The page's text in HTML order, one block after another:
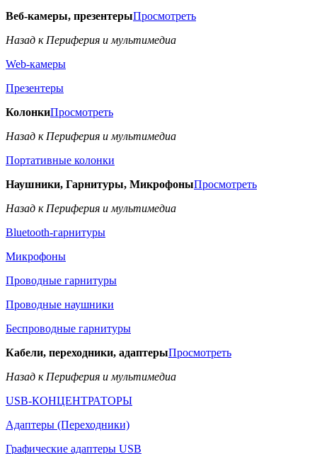
Веб-камеры, презентерыПросмотреть
Назад к Периферия и мультимедиа
Web-камеры
Презентеры
КолонкиПросмотреть
Назад к Периферия и мультимедиа
Портативные колонки
Наушники, Гарнитуры, МикрофоныПросмотреть
Назад к Периферия и мультимедиа
Bluetooth-гарнитуры
Микрофоны
Проводные гарнитуры
Проводные наушники
Беспроводные гарнитуры
Кабели, переходники, адаптерыПросмотреть
Назад к Периферия и мультимедиа
USB-КОНЦЕНТРАТОРЫ
Адаптеры (Переходники)
Графические адаптеры USB